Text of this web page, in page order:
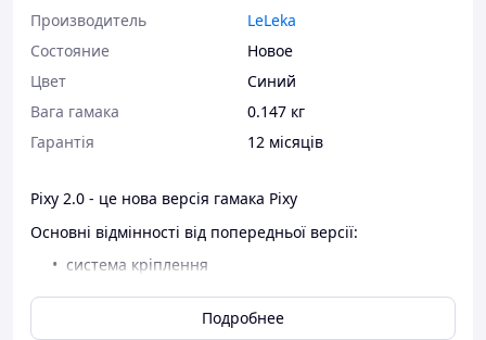
Производитель
LeLeka
Состояние
Новое
Цвет
Синий
Вага гамака
0.147 кг
Гарантія
12 місяців
Pixy 2.0 - це нова версія гамака Pixy
Основні відмінності від попередньої версії:
система кріплення
має унікальну систему кріплення за
Подробнее